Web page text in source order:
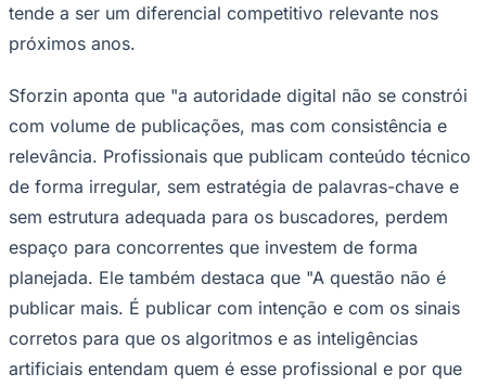
Santos
tende a ser um diferencial competitivo relevante nos
próximos anos.
Sforzin aponta que "a autoridade digital não se constrói
com volume de publicações, mas com consistência e
relevância. Profissionais que publicam conteúdo técnico
de forma irregular, sem estratégia de palavras-chave e
sem estrutura adequada para os buscadores, perdem
espaço para concorrentes que investem de forma
planejada. Ele também destaca que "A questão não é
publicar mais. É publicar com intenção e com os sinais
corretos para que os algoritmos e as inteligências
artificiais entendam quem é esse profissional e por que